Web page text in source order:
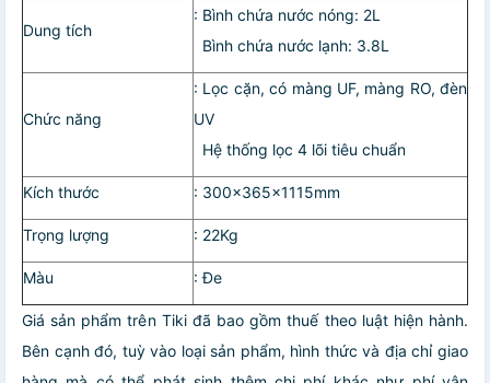
Dung tích
: Bình chứa nước nóng: 2L
Bình chứa nước lạnh: 3.8L
Chức năng
: Lọc cặn, có màng UF, màng RO, đèn
UV
Hệ thống lọc 4 lõi tiêu chuẩn
Kích thước : 300x365x1115mm
Trọng lượng : 22Kg
Màu : Đe
Giá sản phẩm trên Tiki đã bao gồm thuế theo luật hiện hành.
Bên cạnh đó, tuỳ vào loại sản phẩm, hình thức và địa chỉ giao